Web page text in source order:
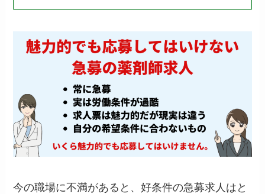
今の職場に不満があると、好条件の急募求人はと